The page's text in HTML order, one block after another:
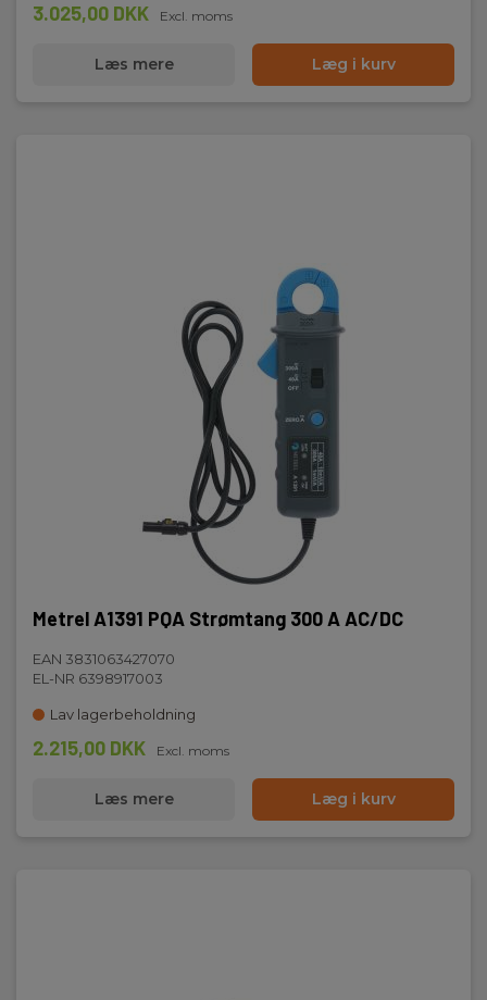
3.025,00 DKK Excl. moms
Læs mere Læg i kurv
Metrel A1391 PQA Strømtang 300 A AC/DC
EAN 3831063427070
EL-NR 6398917003
Lav lagerbeholdning
2.215,00 DKK Excl. moms
Læs mere Læg i kurv